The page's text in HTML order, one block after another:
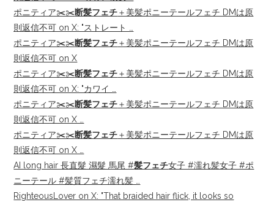
ポニティア✂️✂️断髪フェチ＋美髪ポニーテールフェチ DMは原
則返信不可 on X: "ストレート …
ポニティア✂️✂️断髪フェチ＋美髪ポニーテールフェチ DMは原
則返信不可 on X
ポニティア✂️✂️断髪フェチ＋美髪ポニーテールフェチ DMは原
則返信不可 on X: "カワイ …
ポニティア✂️✂️断髪フェチ＋美髪ポニーテールフェチ DMは原
則返信不可 on X …
ポニティア✂️✂️断髪フェチ＋美髪ポニーテールフェチ DMは原
則返信不可 on X …
AI long hair 長直髮 濕髮 馬尾 #髪フェチ女子 #濡れ髪女子 #ポ
ニーテール #髪質フェチ濡れ髪 …
RighteousLover on X: "That braided hair flick, it looks so